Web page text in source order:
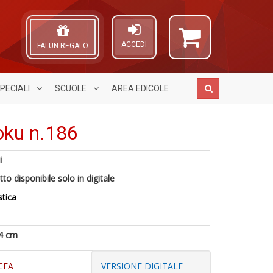
ACCEDI
FAI UN REGALO
SCUOLE AREA EDICOLE
n.186
disponibile solo in digitale
cm
VERSIONE DIGITALE